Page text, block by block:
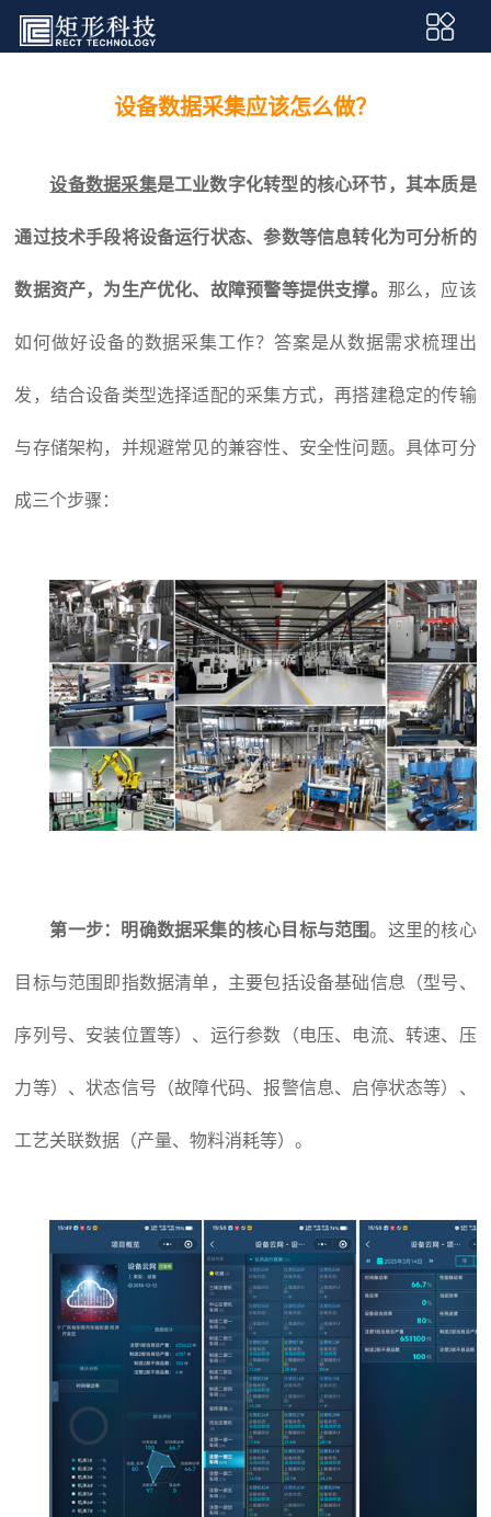
设备数据采集应该怎么做？
设备数据采集是工业数字化转型的核心环节，其本质是
通过技术手段将设备运行状态、参数等信息转化为可分析的
数据资产，为生产优化、故障预警等提供支撑。 那么，应该
如何做好设备的数据采集工作？答案是从数据需求梳理出
发，结合设备类型选择适配的采集方式，再搭建稳定的传输
与存储架构，并规避常见的兼容性、安全性问题。具体可分
成三个步骤：
第一步：明确数据采集的核心目标与范围。这里的核心
目标与范围即指数据清单，主要包括设备基础信息（型号、
序列号、安装位置等）、运行参数（电压、电流、转速、压
力等）、状态信号（故障代码、报警信息、启停状态等）、
工艺关联数据（产量、物料消耗等）。